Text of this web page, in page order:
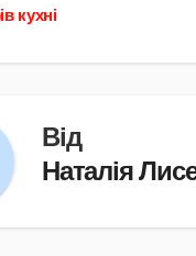
кухні
Від
Наталія